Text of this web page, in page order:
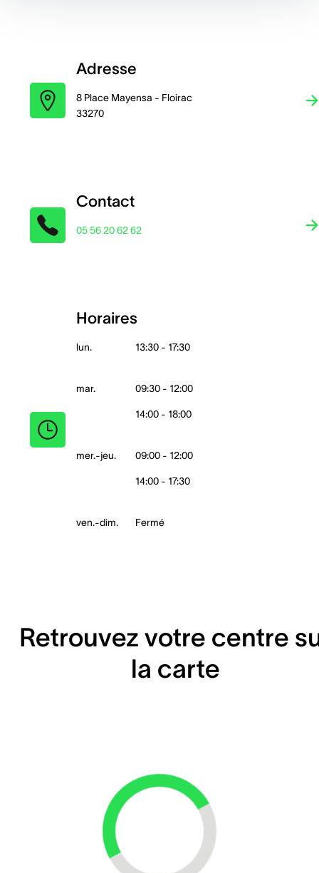
Adresse
8 Place Mayensa - Floirac
33270
Contact
05 56 20 62 62
Horaires
lun. 13:30 - 17:30
mar. 09:30 - 12:00
14:00 - 18:00
mer.-jeu. 09:00 - 12:00
14:00 - 17:30
ven.-dim. Fermé
Retrouvez votre centre
la carte
Loading...